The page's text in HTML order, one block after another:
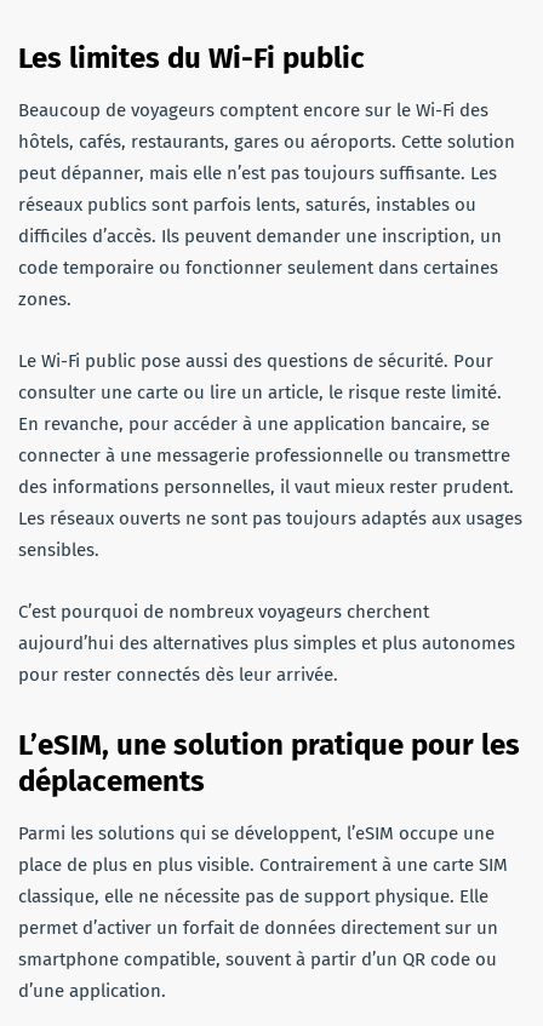
Les limites du Wi-Fi public
Beaucoup de voyageurs comptent encore sur le Wi-Fi des
hôtels, cafés, restaurants, gares ou aéroports. Cette solution
peut dépanner, mais elle n’est pas toujours suffisante. Les
réseaux publics sont parfois lents, saturés, instables ou
difficiles d’accès. Ils peuvent demander une inscription, un
code temporaire ou fonctionner seulement dans certaines
zones.
Le Wi-Fi public pose aussi des questions de sécurité. Pour
consulter une carte ou lire un article, le risque reste limité.
En revanche, pour accéder à une application bancaire, se
connecter à une messagerie professionnelle ou transmettre
des informations personnelles, il vaut mieux rester prudent.
Les réseaux ouverts ne sont pas toujours adaptés aux usages
sensibles.
C’est pourquoi de nombreux voyageurs cherchent
aujourd’hui des alternatives plus simples et plus autonomes
pour rester connectés dès leur arrivée.
L’eSIM, une solution pratique pour les
déplacements
Parmi les solutions qui se développent, l’eSIM occupe une
place de plus en plus visible. Contrairement à une carte SIM
classique, elle ne nécessite pas de support physique. Elle
permet d’activer un forfait de données directement sur un
smartphone compatible, souvent à partir d’un QR code ou
d’une application.